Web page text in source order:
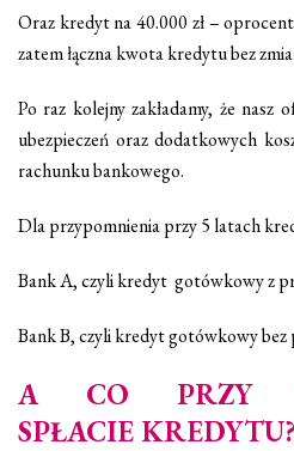
Oraz kredyt na 40.000 zł –
zatem łączna kwota kredytu bez
Po raz kolejny zakładamy, że
ubezpieczeń oraz dodatkowych
rachunku bankowego.
Dla przypomnienia przy 5 latach
Bank A, czyli kredyt gotówkowy z
Bank B, czyli kredyt gotówkowy bez
A CO PRZY
SPŁACIE KREDYTU?